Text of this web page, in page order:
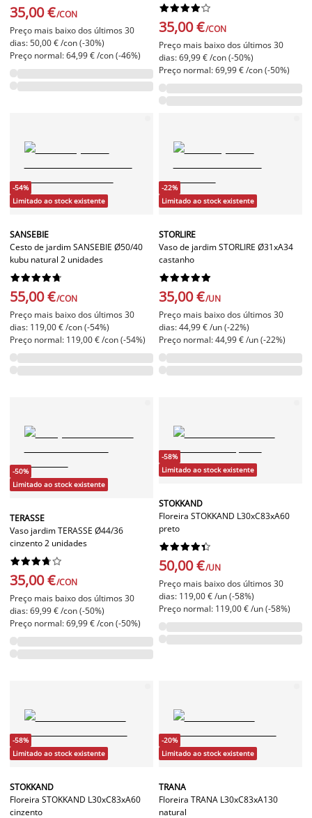
35,00 €/CON
Preço mais baixo dos últimos 30
dias: 50,00 € /con (-30%)
Preço normal: 64,99 € /con (-46%)






35,00 €/CON
Preço mais baixo dos últimos 30
dias: 69,99 € /con (-50%)
Preço normal: 69,99 € /con (-50%)
-54%
Limitado ao stock existente
SANSEBIE
Cesto de jardim SANSEBIE Ø50/40
kubu natural 2 unidades






55,00 €/CON
Preço mais baixo dos últimos 30
dias: 119,00 € /con (-54%)
Preço normal: 119,00 € /con (-54%)
-22%
Limitado ao stock existente
STORLIRE
Vaso de jardim STORLIRE Ø31xA34
castanho






35,00 €/UN
Preço mais baixo dos últimos 30
dias: 44,99 € /un (-22%)
Preço normal: 44,99 € /un (-22%)
-50%
Limitado ao stock existente
TERASSE
Vaso jardim TERASSE Ø44/36
cinzento 2 unidades






35,00 €/CON
Preço mais baixo dos últimos 30
dias: 69,99 € /con (-50%)
Preço normal: 69,99 € /con (-50%)
-58%
Limitado ao stock existente
STOKKAND
Floreira STOKKAND L30xC83xA60
preto






50,00 €/UN
Preço mais baixo dos últimos 30
dias: 119,00 € /un (-58%)
Preço normal: 119,00 € /un (-58%)
-58%
Limitado ao stock existente
STOKKAND
Floreira STOKKAND L30xC83xA60
cinzento
-20%
Limitado ao stock existente
TRANA
Floreira TRANA L30xC83xA130
natural